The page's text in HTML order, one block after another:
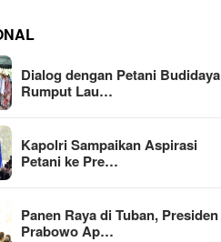
Dialog dengan Petani Budidaya
Rumput Lau…
Kapolri Sampaikan Aspirasi
Petani ke Pre…
Panen Raya di Tuban, Presiden
Prabowo Ap…